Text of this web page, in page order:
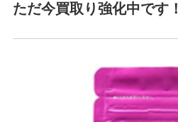
ただ今買取り強化中です！